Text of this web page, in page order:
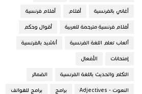
أغاني بالفرنسية أفلام أفلام فرنسية
أفلام فرنسية مترجمة للعربية أقوال وحكم
ألعاب تعلم اللغة الفرنسية أناشيد بالفرنسية
إمتحانات الأفعال
التكلم والحديث باللغة الفرنسية الضمائر
النعوت - Adjectives برامج برامج للهواتف